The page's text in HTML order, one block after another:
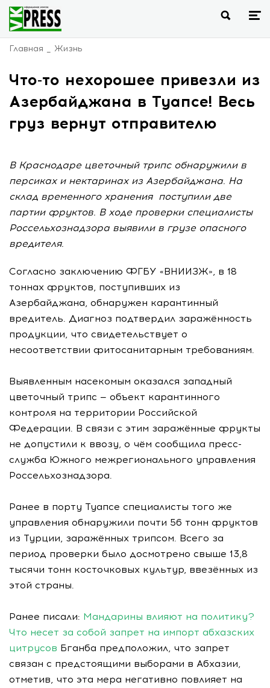
Главная Жизнь
Что-то нехорошее привезли из
Азербайджана в Туапсе! Весь
груз вернут отправителю
В Краснодаре цветочный трипс обнаружили в
персиках и нектаринах из Азербайджана. На
склад временного хранения поступили две
партии фруктов. В ходе проверки специалисты
Россельхознадзора выявили в грузе опасного
вредителя.
Согласно заключению ФГБУ «ВНИИЗЖ», в 18
тоннах фруктов, поступивших из
Азербайджана, обнаружен карантинный
вредитель. Диагноз подтвердил заражённость
продукции, что свидетельствует о
несоответствии фитосанитарным требованиям.
Выявленным насекомым оказался западный
цветочный трипс — объект карантинного
контроля на территории Российской
Федерации. В связи с этим заражённые фрукты
не допустили к ввозу, о чём сообщила пресс-
служба Южного межрегионального управления
Россельхознадзора.
Ранее в порту Туапсе специалисты того же
управления обнаружили почти 56 тонн фруктов
из Турции, заражённых трипсом. Всего за
период проверки было досмотрено свыше 13,8
тысячи тонн косточковых культур, ввезённых из
этой страны.
Ранее писали: Мандарины влияют на политику?
Что несет за собой запрет на импорт абхазских
цитрусов Бганба предположил, что запрет
связан с предстоящими выборами в Абхазии,
отметив, что эта мера негативно повлияет на